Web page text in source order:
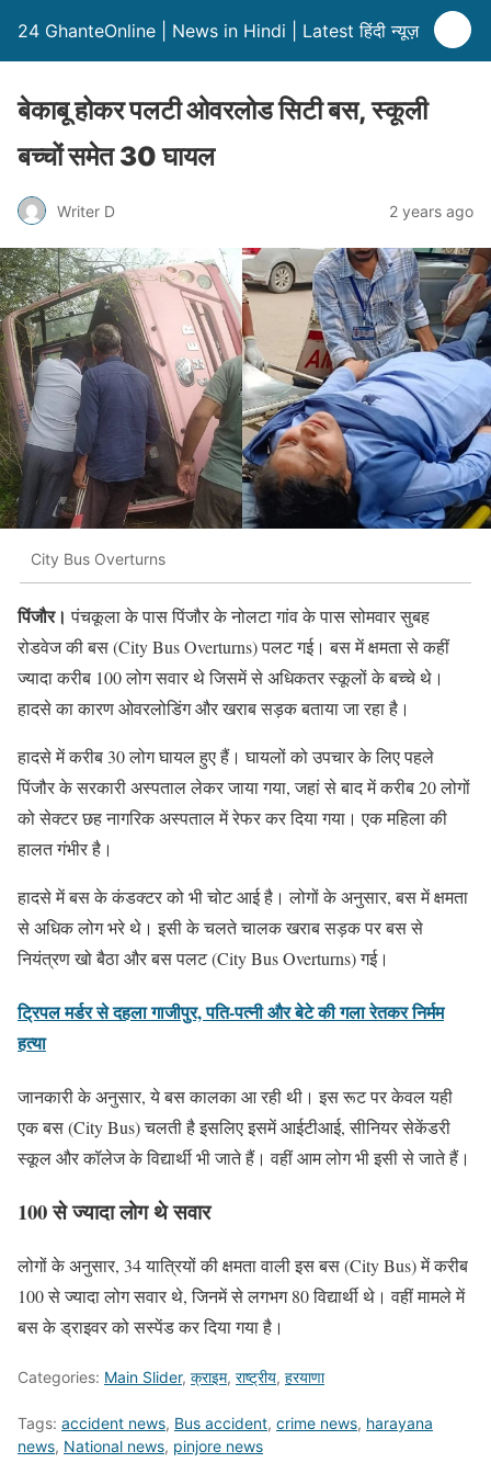
24 GhanteOnline | News in Hindi | Latest हिंदी न्यूज़
बेकाबू होकर पलटी ओवरलोड सिटी बस, स्कूली
बच्चों समेत 30 घायल
Writer D 2 years ago
City Bus Overturns
पिंजौर। पंचकूला के पास पिंजौर के नोलटा गांव के पास सोमवार सुबह
रोडवेज की बस (City Bus Overturns) पलट गई। बस में क्षमता से कहीं
ज्यादा करीब 100 लोग सवार थे जिसमें से अधिकतर स्कूलों के बच्चे थे।
हादसे का कारण ओवरलोडिंग और खराब सड़क बताया जा रहा है।
हादसे में करीब 30 लोग घायल हुए हैं। घायलों को उपचार के लिए पहले
पिंजौर के सरकारी अस्पताल लेकर जाया गया, जहां से बाद में करीब 20 लोगों
को सेक्टर छह नागरिक अस्पताल में रेफर कर दिया गया। एक महिला की
हालत गंभीर है।
हादसे में बस के कंडक्टर को भी चोट आई है। लोगों के अनुसार, बस में क्षमता
से अधिक लोग भरे थे। इसी के चलते चालक खराब सड़क पर बस से
नियंत्रण खो बैठा और बस पलट (City Bus Overturns) गई।
ट्रिपल मर्डर से दहला गाजीपुर, पति-पत्नी और बेटे की गला रेतकर निर्मम
हत्या
जानकारी के अनुसार, ये बस कालका आ रही थी। इस रूट पर केवल यही
एक बस (City Bus) चलती है इसलिए इसमें आईटीआई, सीनियर सेकेंडरी
स्कूल और कॉलेज के विद्यार्थी भी जाते हैं। वहीं आम लोग भी इसी से जाते हैं।
100 से ज्यादा लोग थे सवार
लोगों के अनुसार, 34 यात्रियों की क्षमता वाली इस बस (City Bus) में करीब
100 से ज्यादा लोग सवार थे, जिनमें से लगभग 80 विद्यार्थी थे। वहीं मामले में
बस के ड्राइवर को सस्पेंड कर दिया गया है।
Categories: Main Slider, क्राइम, राष्ट्रीय, हरयाणा
Tags: accident news, Bus accident, crime news, harayana
news, National news, pinjore news